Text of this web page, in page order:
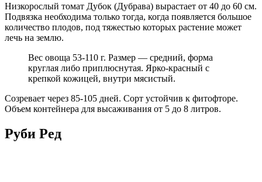
Низкорослый томат Дубок (Дубрава) вырастает от 40 до 60 см.
Подвязка необходима только тогда, когда появляется большое
количество плодов, под тяжестью которых растение может
лечь на землю.
Вес овоща 53-110 г. Размер — средний, форма
круглая либо приплюснутая. Ярко-красный с
крепкой кожицей, внутри мясистый.
Созревает через 85-105 дней. Сорт устойчив к фитофторе.
Объем контейнера для высаживания от 5 до 8 литров.
Руби Ред